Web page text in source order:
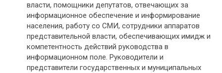
власти, помощники депутатов, отвечающих за
информационное обеспечение и информирование
населения, работу со СМИ, сотрудники аппаратов
представительной власти, обеспечивающих имидж и
компетентность действий руководства в
информационном поле. Руководители и
представители государственных и муниципальных